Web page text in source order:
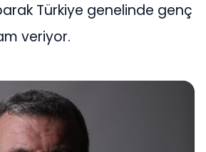
Türkiye genelinde genç
veriyor.